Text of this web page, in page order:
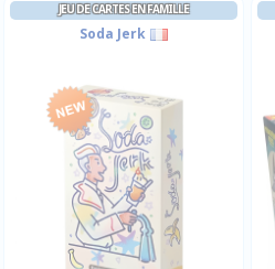
JEU DE CARTES EN FAMILLE
Soda Jerk